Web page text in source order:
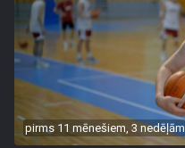
pirms 11 mēnešiem, 3 nedēļām